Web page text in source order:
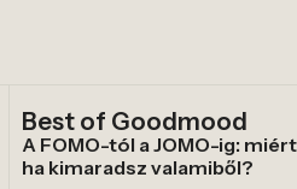
Best of Goodmood
A FOMO-tól a JOMO-ig:
ha kimaradsz valamiből?